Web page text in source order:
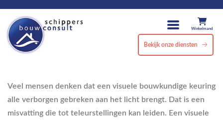
Winkelmand
Bekijk onze diensten
Veel mensen denken dat een visuele bouwkundige keuring
alle verborgen gebreken aan het licht brengt. Dat is een
misvatting die tot teleurstellingen kan leiden. Een visuele